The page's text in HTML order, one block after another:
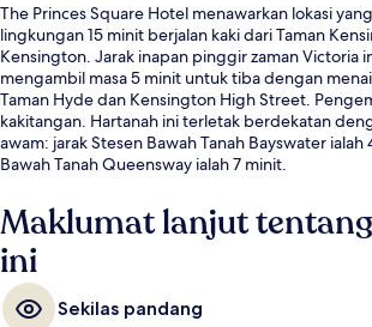
The Princes Square Hotel menawarkan lokasi
lingkungan 15 minit berjalan kaki dari Taman
Kensington. Jarak inapan pinggir zaman Victoria
mengambil masa 5 minit untuk tiba dengan
Taman Hyde dan Kensington High Street.
kakitangan. Hartanah ini terletak berdekatan
awam: jarak Stesen Bawah Tanah Bayswater
Bawah Tanah Queensway ialah 7 minit.
Maklumat lanjut
ini
Sekilas pandang